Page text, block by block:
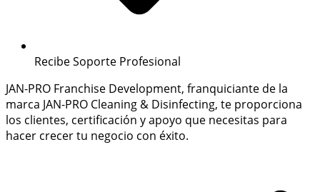
Recibe Soporte Profesional
JAN-PRO Franchise Development, franquiciante de la
marca JAN-PRO Cleaning & Disinfecting, te proporciona
los clientes, certificación y apoyo que necesitas para
hacer crecer tu negocio con éxito.